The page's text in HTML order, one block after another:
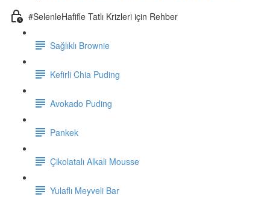
#SelenleHafifle Tatlı Krizleri için Rehber
Sağlıklı Brownie
Kefirli Chia Puding
Avokado Puding
Pankek
Çikolatalı Alkali Mousse
Yulaflı Meyveli Bar